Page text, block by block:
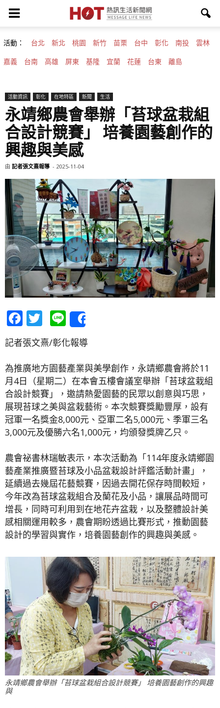
活動： 台北 新北 桃園 新竹 苗栗 台中 彰化 南投 雲林
嘉義 台南 高雄 屏東 基隆 宜蘭 花蓮 台東 離島
活動資訊 彰化 在地特區 新聞 生活
永靖鄉農會舉辦「苔球盆栽組
合設計競賽」 培養園藝創作的
興趣與美感
由 記者張文熹報導 - 2025-11-04
Facebook
Twitter
Line
記者張文熹/彰化報導
為推廣地方園藝產業與美學創作，永靖鄉農會將於11
月4日（星期二）在本會五樓會議室舉辦「苔球盆栽組
合設計競賽」，邀請熱愛園藝的民眾以創意與巧思，
展現苔球之美與盆栽藝術。本次競賽獎勵豐厚，設有
冠軍一名獎金8,000元、亞軍二名5,000元、季軍三名
3,000元及優勝六名1,000元，均頒發獎牌乙只。
農會祕書林瑞敏表示，本次活動為「114年度永靖鄉園
藝產業推廣暨苔球及小品盆栽設計評鑑活動計畫」，
延續過去幾屆花藝競賽，因過去開花保存時間較短，
今年改為苔球盆栽組合及蘭花及小品，讓展品時間可
增長，同時可利用到在地花卉盆栽，以及整體設計美
感相關運用較多，農會期盼透過比賽形式，推動園藝
設計的學習與實作，培養園藝創作的興趣與美感。
永靖鄉農會舉辦「苔球盆栽組合設計競賽」 培養園藝創作的興趣
與